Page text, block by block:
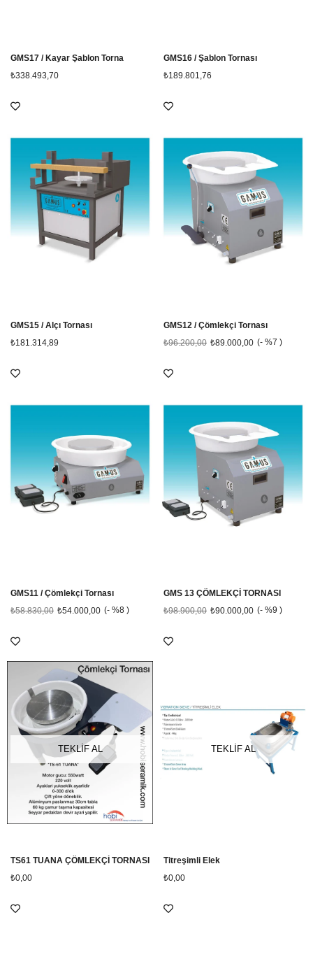
GMS17 / Kayar Şablon Torna
₺338.493,70
GMS16 / Şablon Tornası
₺189.801,76
GMS15 / Alçı Tornası
₺181.314,89
GMS12 / Çömlekçi Tornası
₺89.000,00
₺96.200,00 %7
GMS11 / Çömlekçi Tornası
₺54.000,00
₺58.830,00 %8
GMS 13 ÇÖMLEKÇİ TORNASI
₺90.000,00
₺98.900,00 %9
TEKLİF AL
TS61 TUANA ÇÖMLEKÇİ TORNASI
₺0,00
TEKLİF AL
Titreşimli Elek
₺0,00